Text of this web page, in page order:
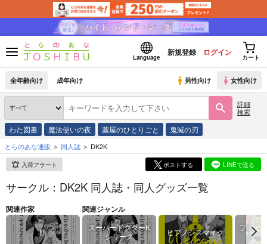
Language
新規登録 ログイン
カート
全年齢向け 成年向け 男性向け 女性向け
詳細
検索
わた図書 魔法使いの夜 薬屋のひとりごと 鬼滅の刃
とらのあな通販 同人誌 DK2K
入荷アラート ポストする LINEで送る
サークル：DK2K 同人誌・同人グッズ一覧
関連作家
餅
関連ジャンル
スーパードクターK
シリーズ
ヒプノシスマイク
ファイ